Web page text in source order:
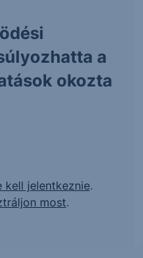
a
okozta
kell jelentkeznie.
most.